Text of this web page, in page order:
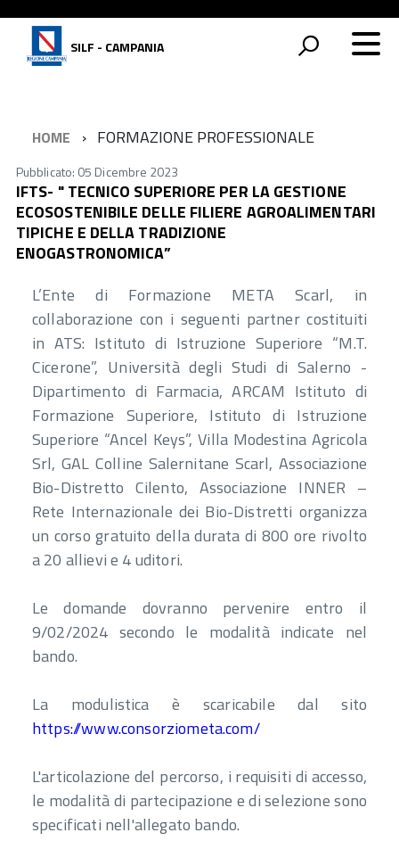
SILF - CAMPANIA
HOME FORMAZIONE PROFESSIONALE
Pubblicato: 05 Dicembre 2023
IFTS- " TECNICO SUPERIORE PER LA GESTIONE
ECOSOSTENIBILE DELLE FILIERE AGROALIMENTARI
TIPICHE E DELLA TRADIZIONE
ENOGASTRONOMICA”
L’Ente di Formazione META Scarl, in
collaborazione con i seguenti partner costituiti
in ATS: Istituto di Istruzione Superiore “M.T.
Cicerone”, Università degli Studi di Salerno -
Dipartimento di Farmacia, ARCAM Istituto di
Formazione Superiore, Istituto di Istruzione
Superiore “Ancel Keys”, Villa Modestina Agricola
Srl, GAL Colline Salernitane Scarl, Associazione
Bio-Distretto Cilento, Associazione INNER –
Rete Internazionale dei Bio-Distretti organizza
un corso gratuito della durata di 800 ore rivolto
a 20 allievi e 4 uditori.
Le domande dovranno pervenire entro il
9/02/2024 secondo le modalità indicate nel
bando.
La modulistica è scaricabile dal sito
https://www.consorziometa.com/
L'articolazione del percorso, i requisiti di accesso,
le modalità di partecipazione e di selezione sono
specificati nell'allegato bando.